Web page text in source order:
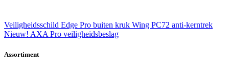
Veiligheidsschild Edge Pro buiten kruk Wing PC72 anti-kerntrek
Nieuw! AXA Pro veiligheidsbeslag
Assortiment